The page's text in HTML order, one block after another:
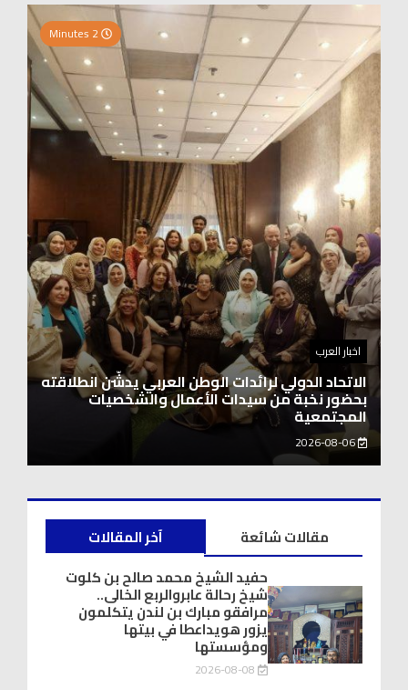
اخبار العرب
الاتحاد الدولي لرائدات الوطن العربي يدشّن انطلاقته
بحضور نخبة من سيدات الأعمال والشخصيات
المجتمعية
2026-08-06
آخر المقالات
مقالات شائعة
حفيد الشيخ محمد صالح بن كلوت
شيخ رحالة عابروالربع الخالى..
مرافقو مبارك بن لندن يتكلمون
يزور هويداعطا في بيتها
ومؤسستها
2026-08-08